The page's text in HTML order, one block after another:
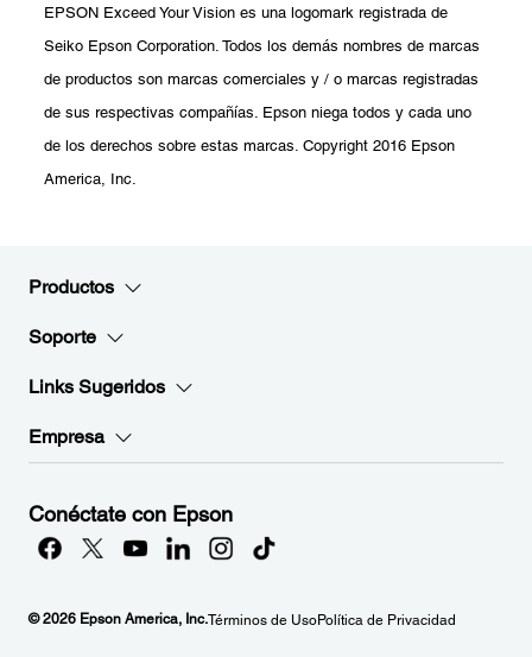
EPSON Exceed Your Vision es una logomark registrada de
Seiko Epson Corporation. Todos los demás nombres de marcas
de productos son marcas comerciales y / o marcas registradas
de sus respectivas compañías. Epson niega todos y cada uno
de los derechos sobre estas marcas. Copyright 2016 Epson
America, Inc.
Productos
Soporte
Links Sugeridos
Empresa
Conéctate con Epson
© 2026 Epson America, Inc.Términos de UsoPolítica de Privacidad